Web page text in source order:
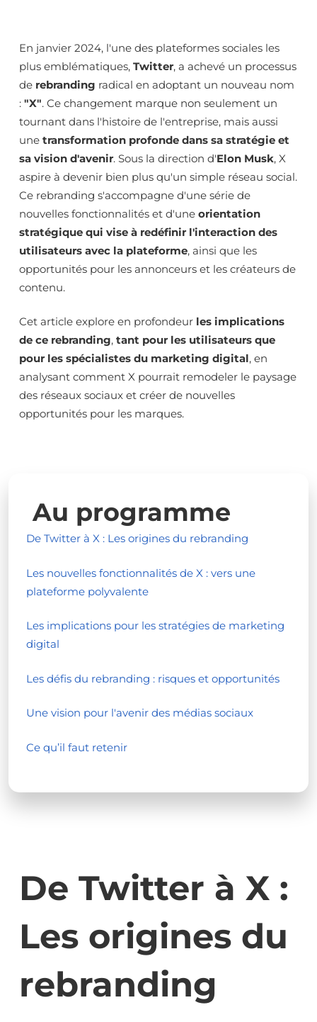
En janvier 2024, l'une des plateformes sociales les
plus emblématiques, Twitter, a achevé un processus
de rebranding radical en adoptant un nouveau nom
: "X". Ce changement marque non seulement un
tournant dans l'histoire de l'entreprise, mais aussi
une transformation profonde dans sa stratégie et
sa vision d'avenir. Sous la direction d'Elon Musk, X
aspire à devenir bien plus qu'un simple réseau social.
Ce rebranding s'accompagne d'une série de
nouvelles fonctionnalités et d'une orientation
stratégique qui vise à redéfinir l'interaction des
utilisateurs avec la plateforme, ainsi que les
opportunités pour les annonceurs et les créateurs de
contenu.
Cet article explore en profondeur les implications
de ce rebranding, tant pour les utilisateurs que
pour les spécialistes du marketing digital, en
analysant comment X pourrait remodeler le paysage
des réseaux sociaux et créer de nouvelles
opportunités pour les marques.
Au programme
De Twitter à X : Les origines du rebranding
Les nouvelles fonctionnalités de X : vers une
plateforme polyvalente
Les implications pour les stratégies de marketing
digital
Les défis du rebranding : risques et opportunités
Une vision pour l'avenir des médias sociaux
Ce qu’il faut retenir
De Twitter à X :
Les origines du
rebranding